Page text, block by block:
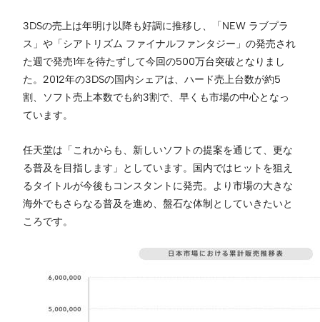
3DSの売上は年明け以降も好調に推移し、「NEW ラブプラ
ス」や「シアトリズム ファイナルファンタジー」の発売され
た週で発売1年を待たずして今回の500万台突破となりまし
た。2012年の3DSの国内シェアは、ハード売上台数が約5
割、ソフト売上本数でも約3割で、早くも市場の中心となっ
ています。
任天堂は「これからも、新しいソフトの提案を通じて、更な
る普及を目指します」としています。国内ではヒットを狙え
るタイトルが今後もコンスタントに発売。より市場の大きな
海外でもさらなる普及を進め、盤石な体制としていきたいと
ころです。